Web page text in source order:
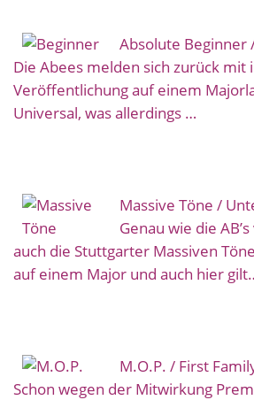
Absolute Beginner
Die Abees melden sich zurück mit
Veröffentlichung auf einem
Universal, was allerdings …
Massive Töne /
Genau wie die
auch die Stuttgarter Massiven
auf einem Major und auch hier
M.O.P. / First
Schon wegen der Mitwirkung